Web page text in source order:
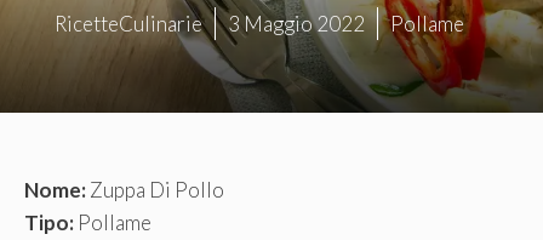
RicetteCulinarie 3 Maggio 2022 Pollame
Nome:Zuppa Di Pollo
Tipo: Pollame